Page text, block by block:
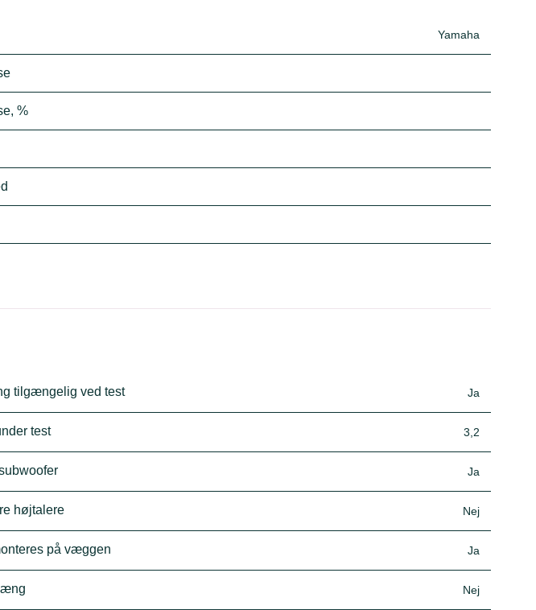
Yamaha
%
tilgængelig ved test Ja
test 3,2
Ja
højtalere Nej
på væggen Ja
Nej